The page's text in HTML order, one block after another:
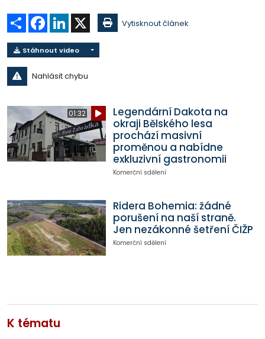
Sdílet Facebook
LinkedIn Vytisknout článek
Stáhnout video
Nahlásit chybu
01:32
Legendární Dakota na
okraji Bělského lesa
prochází masivní
proměnou a nabídne
exkluzivní gastronomii
Komerční sdělení
Ridera Bohemia: žádné
porušení na naší straně.
Jen nezákonné šetření ČIŽP
Komerční sdělení
K tématu